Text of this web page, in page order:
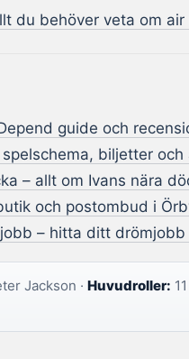
du behöver veta om air
guide och
biljetter och
– allt om Ivans nära
och postombud i
– hitta ditt
Jackson · Huvudroller: